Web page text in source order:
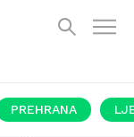
PREHRANA